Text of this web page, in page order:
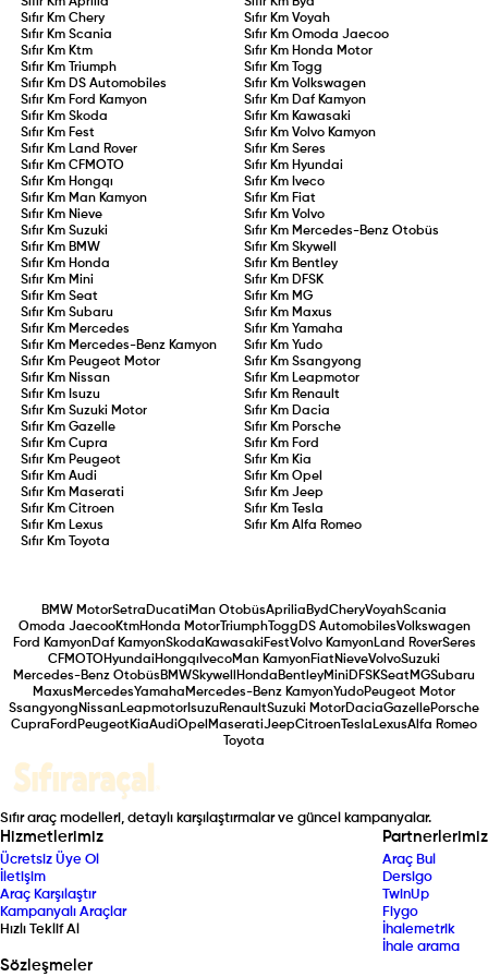
Sıfır KmChery Sıfır Km Voyah
Sıfır KmScania Sıfır Km Omoda Jaecoo
Sıfır Km Ktm Sıfır Km Honda Motor
Sıfır Km
Triumph Sıfır Km
Togg
Sıfır Km DS Automobiles Sıfır Km Volkswagen
Sıfır Km Ford Kamyon Sıfır Km Daf Kamyon
Sıfır KmSkoda Sıfır Km Kawasaki
Sıfır Km Fest Sıfır Km Volvo Kamyon
Sıfır Km Land Rover Sıfır Km Seres
Sıfır KmCFMOTO Sıfır Km Hyundai
Sıfır Km Hongqı Sıfır Km Iveco
Sıfır Km Man Kamyon Sıfır Km Fiat
Sıfır Km Nieve Sıfır Km Volvo
Sıfır KmSuzuki Sıfır Km Mercedes-Benz Otobüs
Sıfır Km BMW Sıfır Km Skywell
Sıfır Km Honda Sıfır Km Bentley
Sıfır Km Mini Sıfır Km DFSK
Sıfır KmSeat Sıfır Km MG
Sıfır KmSubaru Sıfır Km Maxus
Sıfır Km Mercedes Sıfır Km Yamaha
Sıfır Km Mercedes-Benz Kamyon Sıfır Km Yudo
Sıfır Km Peugeot Motor Sıfır Km Ssangyong
Sıfır Km Nissan Sıfır Km Leapmotor
Sıfır Km Isuzu Sıfır Km Renault
Sıfır KmSuzuki Motor Sıfır Km Dacia
Sıfır KmGazelle Sıfır Km Porsche
Sıfır KmCupra Sıfır Km Ford
Sıfır Km Peugeot Sıfır Km Kia
Sıfır KmAudi Sıfır Km Opel
Sıfır Km Maserati Sıfır Km Jeep
Sıfır KmCitroen Sıfır Km
Tesla
Sıfır Km Lexus Sıfır Km Alfa Romeo
Sıfır Km
Toyota
BMW MotorSetra Ducati Man OtobüsAprilia BydCheryVoyahScania
Omoda JaecooKtmHonda MotorTriumphTogg DS AutomobilesVolkswagen
Ford KamyonDaf KamyonSkoda Kawasaki FestVolvo KamyonLand RoverSeres
CFMOTOHyundai Hongqı IvecoMan KamyonFiatNieveVolvoSuzuki
Mercedes-Benz Otobüs BMWSkywell Honda BentleyMini DFSKSeatMGSubaru
Maxus MercedesYamaha Mercedes-Benz KamyonYudoPeugeot Motor
Ssangyong NissanLeapmotor IsuzuRenaultSuzuki MotorDaciaGazellePorsche
Cupra Ford PeugeotKiaAudiOpel MaseratiJeepCitroen Tesla LexusAlfa Romeo
Toyota
Sıfır araç modelleri, detaylı karşılaştırmalar ve güncel kampanyalar.
Hizmetlerimiz
Ücretsiz Üye Ol
İletişim
Araç Karşılaştır
Kampanyalı Araçlar
Hızlı Teklif Al
Partnerlerimiz
Araç Bul
Dersigo
TwinUp
Fiygo
İhalemetrik
İhale arama
Sözleşmeler